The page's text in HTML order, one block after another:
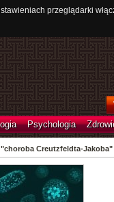
przeglądarki
Psychologia
Creutzfeldta-Jakoba"